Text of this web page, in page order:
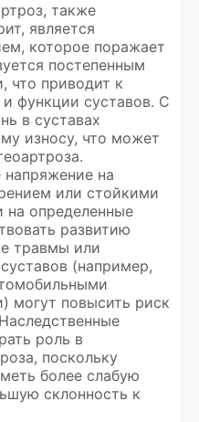
также
является
которое поражает
постепенным
что приводит к
функции суставов. С
в суставах
износу, что может
на
или стойкими
на определенные
развитию
травмы или
(например,
могут повысить риск
роль в
поскольку
более слабую
склонность к